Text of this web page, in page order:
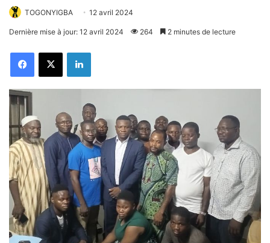
TOGONYIGBA 12 avril 2024
Dernière mise à jour: 12 avril 2024 264 2 minutes de lecture
FacebookX Linkedin